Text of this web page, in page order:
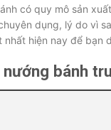
có quy mô sản
dụng, lý do vì
hiện nay để bạn
bánh